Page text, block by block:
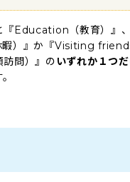
『Education（教育）』
暇）』か『Visiting
訪問）』の いずれか１つ